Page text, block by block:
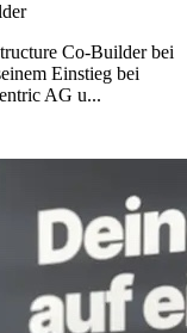
Co-Builder bei
Einstieg bei
AG u...